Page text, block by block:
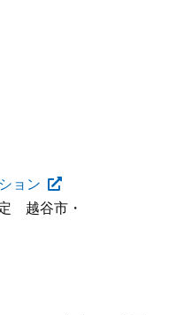
ョン
越谷市・